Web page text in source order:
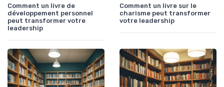
Comment un livre de
développement personnel
peut transformer votre
leadership
Comment un livre sur le
charisme peut transformer
votre leadership